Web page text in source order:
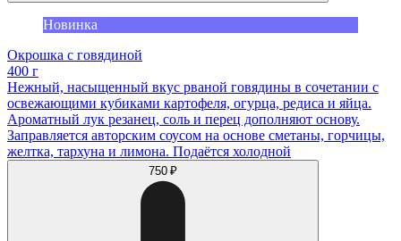
Новинка
Окрошка с говядиной
400 г
Нежный, насыщенный вкус рваной говядины в сочетании с
освежающими кубиками картофеля, огурца, редиса и яйца.
Ароматный лук резанец, соль и перец дополняют основу.
Заправляется авторским соусом на основе сметаны, горчицы,
желтка, тархуна и лимона. Подаётся холодной
750 ₽